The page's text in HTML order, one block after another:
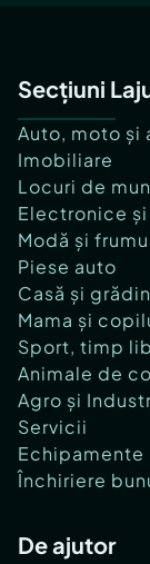
Secțiuni
Auto, moto și
Imobiliare
Locuri de
Electronice
Modă și
Piese auto
Casă și
Mama și
Sport, timp
Animale de
Agro și
Servicii
Echipamente
Închiriere
De ajutor